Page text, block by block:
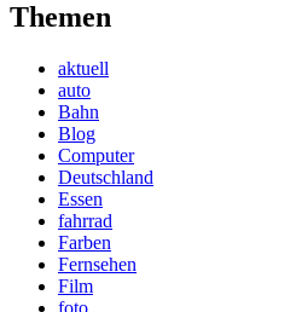
Themen
aktuell
auto
Bahn
Blog
Computer
Deutschland
Essen
fahrrad
Farben
Fernsehen
Film
foto